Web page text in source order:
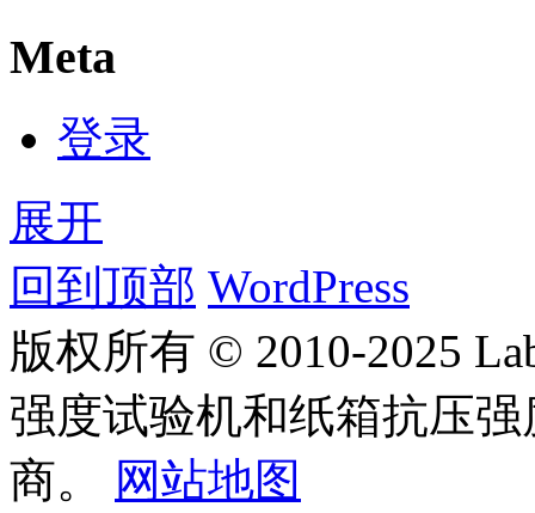
Meta
登录
展开
回到顶部 WordPress
版权所有 © 2010-2025
强度试验机和纸箱抗压
商。
网站地图